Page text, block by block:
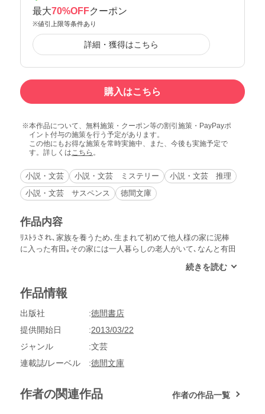
最大70%OFFクーポン
※値引上限等条件あり
詳細・獲得はこちら
購入はこちら
本作品について、無料施策・クーポン等の割引施策・PayPayポ
イント付与の施策を行う予定があります。
この他にもお得な施策を常時実施中、また、今後も実施予定で
す。詳しくは こちら 。
小説・文芸 小説・文芸 ミステリー
小説・文芸 推理
小説・文芸 サスペンス
徳間文庫
作品内容
ﾘｽﾄﾗされ､家族を養うため､生まれて初めて他人様の家に泥棒
に入った有田｡その家には一人暮らしの老人がいて､なんと有田
社会では有名な〈H興業〉の美貌の女社長・清原さつきの失踪
の秘書に雇うが……｡大好評｢夫は泥棒､妻は刑事｣ｼﾘｰｽﾞ､第十
作品情報
出版社
徳間書店
提供開始日
2013/03/22
ジャンル
文芸
連載誌/レーベル
徳間文庫
作者の関連作品 作者の作品一覧